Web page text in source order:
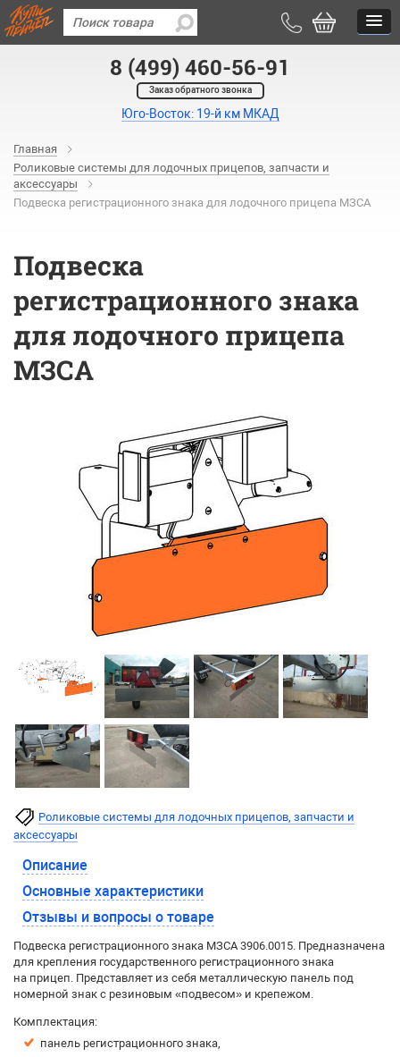
8 (499) 460-56-91
Заказ обратного звонка
Юго-Восток: 19-й км МКАД
Главная
Роликовые системы для лодочных прицепов, запчасти и
аксессуары
Подвеска регистрационного знака для лодочного прицепа МЗСА
Подвеска
регистрационного знака
для лодочного прицепа
МЗСА
Роликовые системы для лодочных прицепов, запчасти и
аксессуары
Описание
Основные характеристики
Отзывы и вопросы о товаре
Подвеска регистрационного знака МЗСА 3906.0015. Предназначена
для крепления государственного регистрационного знака
на прицеп. Представляет из себя металлическую панель под
номерной знак с резиновым «подвесом» и крепежом.
Комплектация:
панель регистрационного знака,